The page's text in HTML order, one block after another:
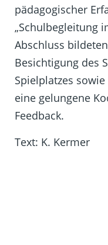
pädagogischer
„Schulbegleitung
Abschluss
Besichtigung des
Spielplatzes
eine gelungene
Feedback.
Text: K. Kermer